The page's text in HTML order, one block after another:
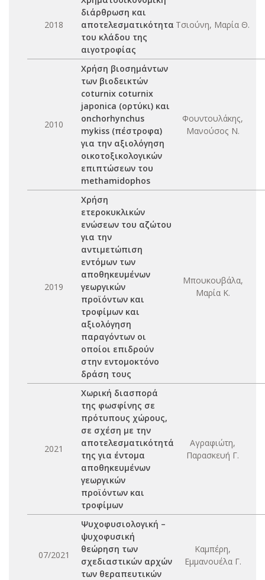
2018
διάρθρωση και
αποτελεσματικότητα
του κλάδου της
αιγοτροφίας
Τσιούνη, Μαρία Θ.
2010
Χρήση βιοσημάντων
των βιοδεικτών
coturnix coturnix
japonica (ορτύκι) και
onchorhynchus
mykiss (πέστροφα)
για την αξιολόγηση
οικοτοξικολογικών
επιπτώσεων του
methamidophos
Φουντουλάκης,
Μανούσος Ν.
2019
Χρήση
ετεροκυκλικών
ενώσεων του αζώτου
για την
αντιμετώπιση
εντόμων των
αποθηκευμένων
γεωργικών
προϊόντων και
τροφίμων και
αξιολόγηση
παραγόντων οι
οποίοι επιδρούν
στην εντομοκτόνο
δράση τους
Μπουκουβάλα,
Μαρία Κ.
2021
Χωρική διασπορά
της φωσφίνης σε
πρότυπους χώρους,
σε σχέση με την
αποτελεσματικότητά
της για έντομα
αποθηκευμένων
γεωργικών
προϊόντων και
τροφίμων
Αγραφιώτη,
Παρασκευή Γ.
07/2021
Ψυχοφυσιολογική –
ψυχοφυσική
θεώρηση των
σχεδιαστικών αρχών
των θεραπευτικών
Καμπέρη,
Εμμανουέλα Γ.